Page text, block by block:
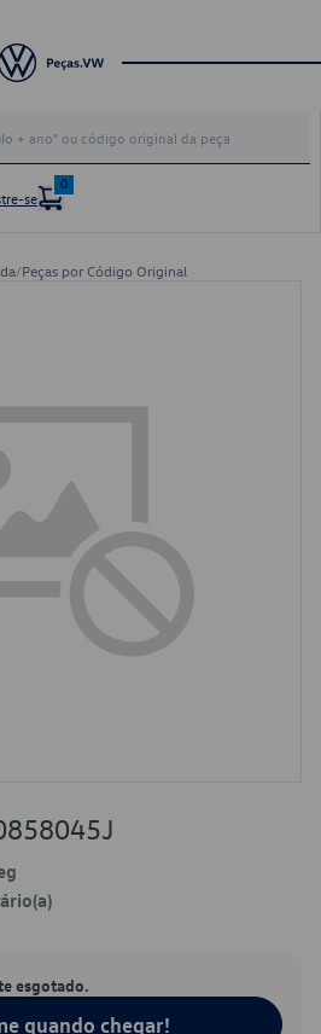
se
0
/Peças por Código Original
esgotado.
quando chegar!